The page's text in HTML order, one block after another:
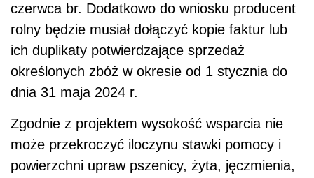
czerwca br. Dodatkowo do wniosku producent
rolny będzie musiał dołączyć kopie faktur lub
ich duplikaty potwierdzające sprzedaż
określonych zbóż w okresie od 1 stycznia do
dnia 31 maja 2024 r.
Zgodnie z projektem wysokość wsparcia nie
może przekroczyć iloczynu stawki pomocy i
powierzchni upraw pszenicy, żyta, jęczmienia,